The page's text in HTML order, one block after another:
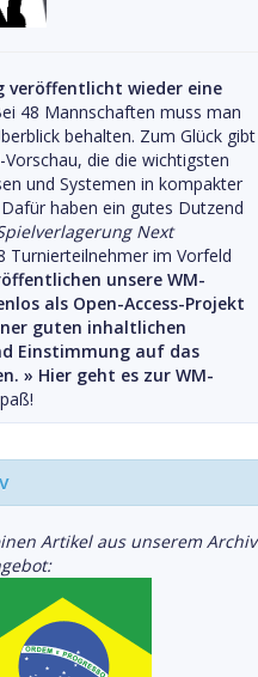
veröffentlicht wieder eine
48 Mannschaften muss man
behalten. Zum Glück gibt
die die wichtigsten
und Systemen in kompakter
haben ein gutes Dutzend
Next
Turnierteilnehmer im Vorfeld
unsere WM-
als Open-Access-Projekt
guten inhaltlichen
Einstimmung auf das
» Hier geht es zur WM-
Artikel aus unserem Archiv